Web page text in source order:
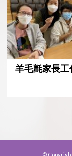
羊毛氈家長工
©